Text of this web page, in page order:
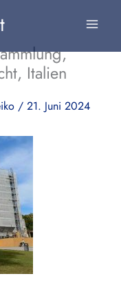
Italien
/ 21. Juni 2024